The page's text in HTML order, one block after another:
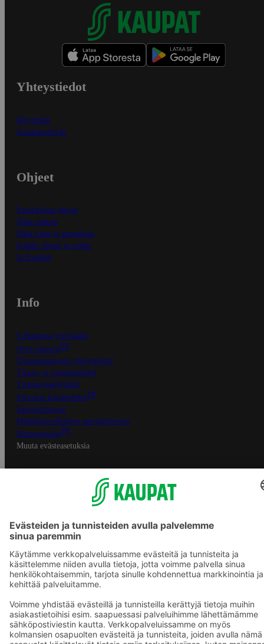
Yhteystiedot
Myymälät
Asiakaspalvelu
Ohjeet
Ensitilaajan ohjeet
Näin maksat
Näin tilaat ja muokkaat
Kaikki ohjeet ja vinkit
In English
Info
S-Business yrityksille
Oiva-raportit
Osuuskauppojen yhteystiedot
Tilaus- ja toimitusehdot
Tietosuojakäytäntö
Palvelun käyttöehdot
Saavutettavuus
Mobiilisovelluksen saavutettavuus
Mainostajalle
Muuta evästeasetuksia
S-ryhmän palvelut
S-ryhmä
Asiakasomistajuus
Yhteishyvä Ruoka -sovellus
S-ostoslista -sovellus
Prisma.fi
Sokos.fi
S-Pankki
Yhteishyvä
Sokos Hotels
Raflaamo